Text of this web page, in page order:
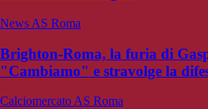
News AS Roma
Brighton-Roma, la furia di
"Cambiamo" e stravolge la
Calciomercato AS Roma